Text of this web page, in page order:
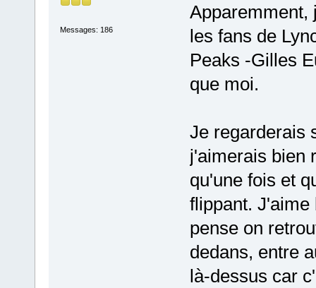
Messages: 186
Apparemment,
les fans de
Peaks -Gilles
que moi.
Je regarderais
j'aimerais bien
qu'une fois et
flippant.
pense on
dedans, entre
là-dessus car